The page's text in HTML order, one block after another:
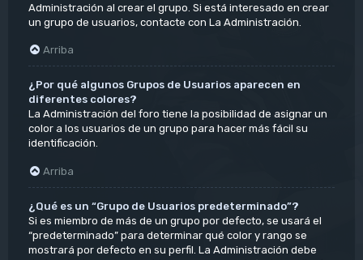
Administración al crear el grupo. Si está interesado en crear
un grupo de usuarios, contacte con La Administración.
Arriba
¿Por qué algunos Grupos de Usuarios aparecen en
diferentes colores?
La Administración del foro tiene la posibilidad de asignar un
color a los usuarios de un grupo para hacer más fácil su
identificación.
Arriba
¿Qué es un “Grupo de Usuarios predeterminado”?
Si es miembro de más de un grupo por defecto, se usará el
“predeterminado” para determinar qué color y rango se
mostrará por defecto en su perfil. La Administración debe